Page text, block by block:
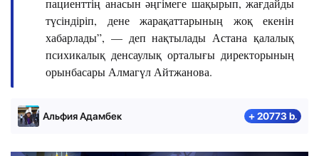
түсіндіріп, дене жарақаттарының жоқ екенін
хабарлады”, — деп нақтылады Астана қалалық
психикалық денсаулық орталығы директорының
орынбасары Алмагүл Айтжанова.
Альфия Адамбек + 20773 b.